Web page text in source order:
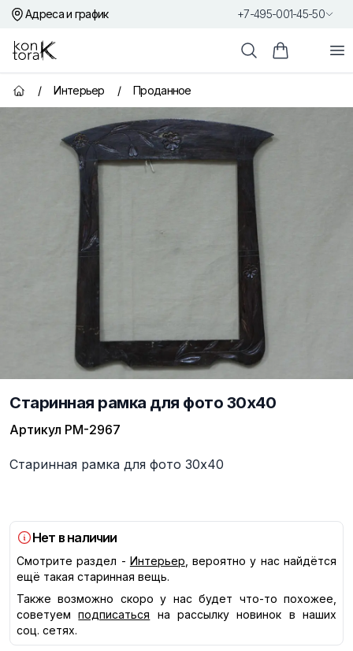
Адреса и график +7-495-001-45-50
Контора К
ПоискКорзина
Главная страница
/ Интерьер / Проданное
Старинная рамка для фото 30x40
Артикул РМ-2967
Описание
Старинная рамка для фото 30x40
Нет в наличии
Смотрите раздел - Интерьер , вероятно у нас найдётся
ещё такая старинная вещь.
Также возможно скоро у нас будет что-то похожее,
советуем
подписаться
на рассылку новинок в наших
соц. сетях.